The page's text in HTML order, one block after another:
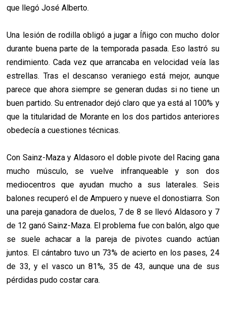
que llegó José Alberto.
Una lesión de rodilla obligó a jugar a Íñigo con mucho dolor
durante buena parte de la temporada pasada. Eso lastró su
rendimiento. Cada vez que arrancaba en velocidad veía las
estrellas. Tras el descanso veraniego está mejor, aunque
parece que ahora siempre se generan dudas si no tiene un
buen partido. Su entrenador dejó claro que ya está al 100% y
que la titularidad de Morante en los dos partidos anteriores
obedecía a cuestiones técnicas.
Con Sainz-Maza y Aldasoro el doble pivote del Racing gana
mucho músculo, se vuelve infranqueable y son dos
mediocentros que ayudan mucho a sus laterales. Seis
balones recuperó el de Ampuero y nueve el donostiarra. Son
una pareja ganadora de duelos, 7 de 8 se llevó Aldasoro y 7
de 12 ganó Sainz-Maza. El problema fue con balón, algo que
se suele achacar a la pareja de pivotes cuando actúan
juntos. El cántabro tuvo un 73% de acierto en los pases, 24
de 33, y el vasco un 81%, 35 de 43, aunque una de sus
pérdidas pudo costar cara.